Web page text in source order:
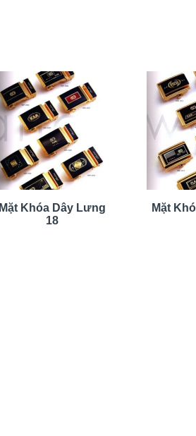
Mặt Khóa Dây Lưng
18
Mặt